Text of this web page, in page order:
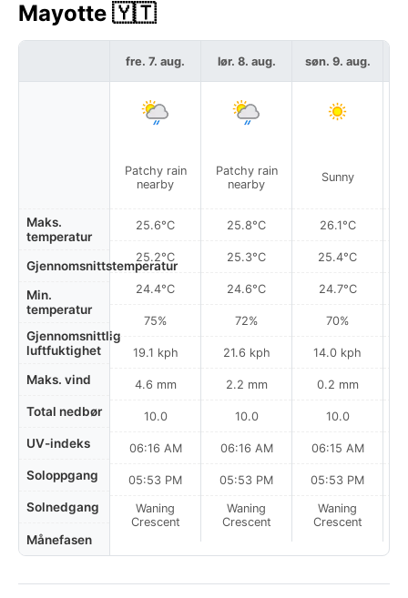
Mayotte 🇾🇹
Maks.
temperatur
Gjennomsnittstemperatur
Min.
temperatur
Gjennomsnittlig
luftfuktighet
Maks. vind
Total nedbør
UV-indeks
Soloppgang
Solnedgang
Månefasen
fre. 7. aug.
Patchy rain
nearby
25.6°C
25.2°C
24.4°C
75%
19.1 kph
4.6 mm
10.0
06:16 AM
05:53 PM
Waning
Crescent
lør. 8. aug.
Patchy rain
nearby
25.8°C
25.3°C
24.6°C
72%
21.6 kph
2.2 mm
10.0
06:16 AM
05:53 PM
Waning
Crescent
søn. 9. aug.
Sunny
26.1°C
25.4°C
24.7°C
70%
14.0 kph
0.2 mm
10.0
06:15 AM
05:53 PM
Waning
Crescent